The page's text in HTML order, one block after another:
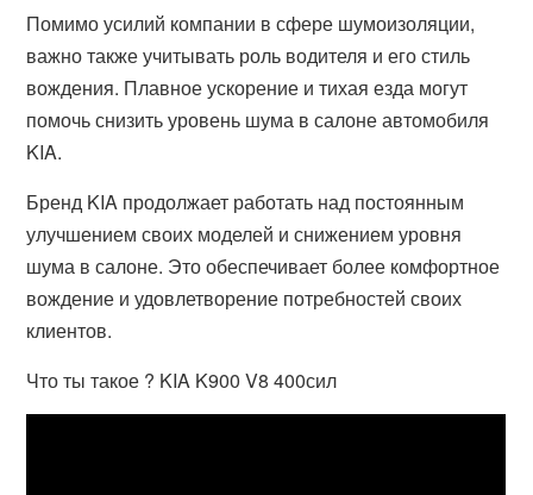
Помимо усилий компании в сфере шумоизоляции,
важно также учитывать роль водителя и его стиль
вождения. Плавное ускорение и тихая езда могут
помочь снизить уровень шума в салоне автомобиля
KIA.
Бренд KIA продолжает работать над постоянным
улучшением своих моделей и снижением уровня
шума в салоне. Это обеспечивает более комфортное
вождение и удовлетворение потребностей своих
клиентов.
Что ты такое ? KIA K900 V8 400сил